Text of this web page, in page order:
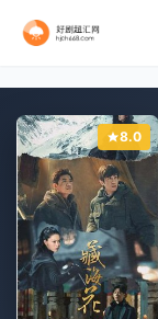
8.0
已完结
已完结 共4集
更新至第03集
已完结
全集
完结
第6集
已完结
第6集完结
更新至第3集